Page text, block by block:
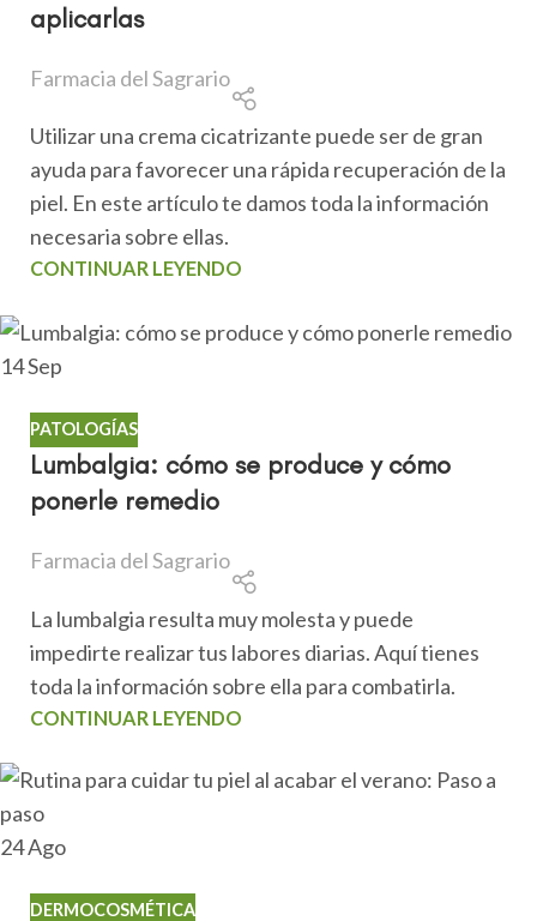
aplicarlas
Farmacia del Sagrario
Utilizar una crema cicatrizante puede ser de gran
ayuda para favorecer una rápida recuperación de la
piel. En este artículo te damos toda la información
necesaria sobre ellas.
CONTINUAR LEYENDO
14Sep
PATOLOGÍAS
Lumbalgia: cómo se produce y cómo
ponerle remedio
Farmacia del Sagrario
La lumbalgia resulta muy molesta y puede
impedirte realizar tus labores diarias. Aquí tienes
toda la información sobre ella para combatirla.
CONTINUAR LEYENDO
24Ago
DERMOCOSMÉTICA